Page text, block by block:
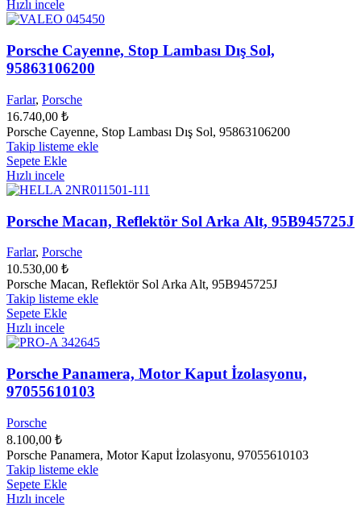
Hızlı incele
Porsche Cayenne, Stop Lambası Dış Sol,
95863106200
Farlar, Porsche
16.740,00 ₺
Porsche Cayenne, Stop Lambası Dış Sol, 95863106200
Takip listeme ekle
Sepete Ekle
Hızlı incele
Porsche Macan, Reflektör Sol Arka Alt, 95B945725J
Farlar, Porsche
10.530,00 ₺
Porsche Macan, Reflektör Sol Arka Alt, 95B945725J
Takip listeme ekle
Sepete Ekle
Hızlı incele
Porsche Panamera, Motor Kaput İzolasyonu,
97055610103
Porsche
8.100,00 ₺
Porsche Panamera, Motor Kaput İzolasyonu, 97055610103
Takip listeme ekle
Sepete Ekle
Hızlı incele